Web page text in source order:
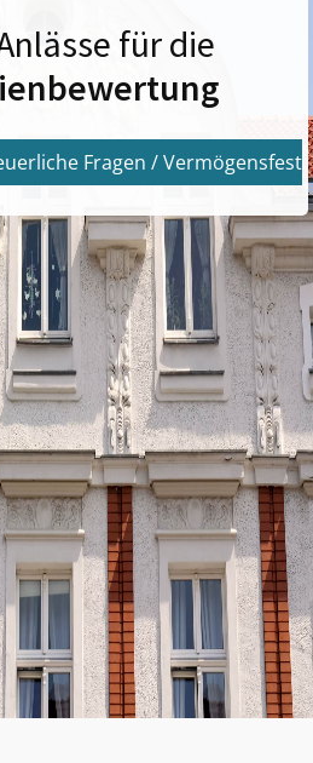
für die
Fragen /